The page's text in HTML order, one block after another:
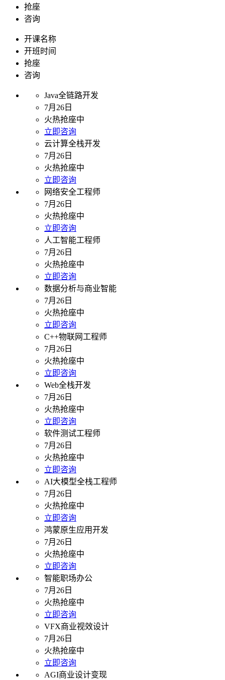
抢座
咨询
开课名称
开班时间
抢座
咨询
Java全链路开发
7月26日
火热抢座中
立即咨询
云计算全栈开发
7月26日
火热抢座中
立即咨询
网络安全工程师
7月26日
火热抢座中
立即咨询
人工智能工程师
7月26日
火热抢座中
立即咨询
数据分析与商业智能
7月26日
火热抢座中
立即咨询
C++物联网工程师
7月26日
火热抢座中
立即咨询
Web全栈开发
7月26日
火热抢座中
立即咨询
软件测试工程师
7月26日
火热抢座中
立即咨询
AI大模型全栈工程师
7月26日
火热抢座中
立即咨询
鸿蒙原生应用开发
7月26日
火热抢座中
立即咨询
智能职场办公
7月26日
火热抢座中
立即咨询
VFX商业视效设计
7月26日
火热抢座中
立即咨询
AGI商业设计变现